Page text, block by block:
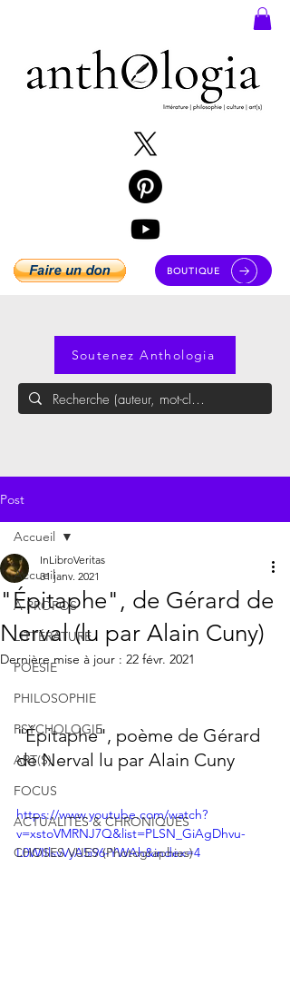
BOUTIQUE
Soutenez Anthologia
Post
Accueil
À PROPOS
LITTÉRATURE
POÉSIE
PHILOSOPHIE
PSYCHOLOGIE
ART(S)
FOCUS
ACTUALITÉS & CHRONIQUES
CHOSES VUES (Photographies)
Accueil
"Épitaphe", de Gérard de
Nerval (lu par Alain Cuny)
InLibroVeritas
31 janv. 2021
Dernière mise à jour : 22 févr. 2021
"Épitaphe", poème de Gérard
de Nerval lu par Alain Cuny
https://www.youtube.com/watch?
v=xstoVMRNJ7Q&list=PLSN_GiAgDhvu-
L0WIIlsvVyA5i96-YWAh&index=4